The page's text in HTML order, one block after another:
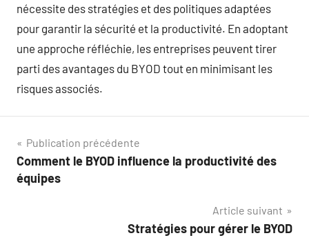
nécessite des stratégies et des politiques adaptées
pour garantir la sécurité et la productivité. En adoptant
une approche réfléchie, les entreprises peuvent tirer
parti des avantages du BYOD tout en minimisant les
risques associés.
Navigation
de
Publication précédente
Comment le BYOD influence la productivité des
équipes
Article suivant
Stratégies pour gérer le BYOD